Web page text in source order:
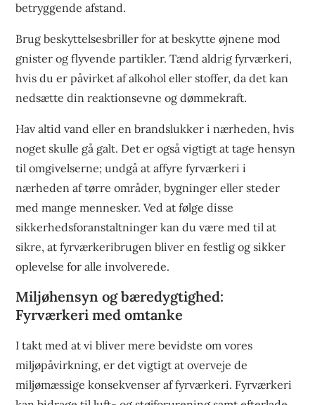
betryggende afstand.
Brug beskyttelsesbriller for at beskytte øjnene mod
gnister og flyvende partikler. Tænd aldrig fyrværkeri,
hvis du er påvirket af alkohol eller stoffer, da det kan
nedsætte din reaktionsevne og dømmekraft.
Hav altid vand eller en brandslukker i nærheden, hvis
noget skulle gå galt. Det er også vigtigt at tage hensyn
til omgivelserne; undgå at affyre fyrværkeri i
nærheden af tørre områder, bygninger eller steder
med mange mennesker. Ved at følge disse
sikkerhedsforanstaltninger kan du være med til at
sikre, at fyrværkeribrugen bliver en festlig og sikker
oplevelse for alle involverede.
Miljøhensyn og bæredygtighed:
Fyrværkeri med omtanke
I takt med at vi bliver mere bevidste om vores
miljøpåvirkning, er det vigtigt at overveje de
miljømæssige konsekvenser af fyrværkeri. Fyrværkeri